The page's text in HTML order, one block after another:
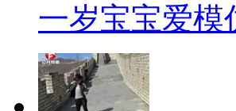
一岁宝宝爱模